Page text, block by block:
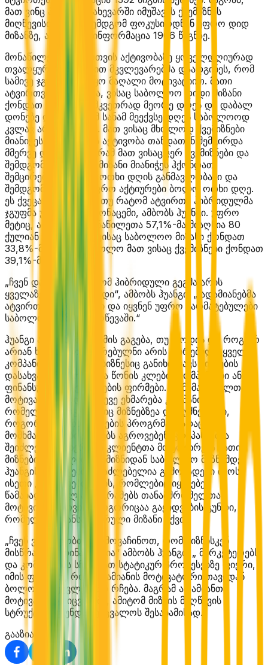
მათ ვინც პირველ ნახევარში იმუშავეს ქვემიზნის
მიღწევისთვის და შემდგომ ფოკუსირდნენ უფრო დიდ
მიზანზე, ატვირთეს ინფორმაცია 1906 წიგნზე.
მონაწილეთა ატვირთვის აქტივობაზე ყოველდღიურად
თვალყურის დევნებით მკვლევარებმა დაადგინეს, რომ
სამივე ჯგუფმა დაიწყო მაღალი მოტივაციით. მათი
ატვირთვის აქტივობა, ვისაც საბოლოო დიდი მიზანი
ქონდათ შემცირდა მკვეთრად მეორე დღეს და დაბალ
დონეზე დარჩა მანამ სანამ მეექვსე დღეს საბოლოოდ
კვლავ არ ამაღლდა. მათ ვისაც მხოლოდ ქვემიზნები
მიანიჭეს, ატვირთვის აქტივობა თანდათან შემცირდა
მმერვე დღემდე. მაგრამ მათ ვისაც ჯერ ქვემიზნები და
შემდგომ საბოლოო მიზანი მიანიჭეს ჰქონდათ
შემცირება პირველი ოთხი დღის განმავლობაში და
შემდგომ გახდნენ უფრო აქტიურები ბოლო ოთხი დღე.
ეს ქვეცა განმარტავს თუ რატომ ატვირთა ჰიბრიდულმა
ჯგუფმა უფრო მეტი მონაცემი, ამბობს ჰუანგი. უფრო
მეტიც, ამ ჯგუფში მონაწილეთა 57,1%-მა მიაღწია 80
ქულიან მიზანს, მათ ვისაც საბოლოო მიზანი ქონდათ
33,8%-მა მიაღწია, ხოლო მათ ვისაც ქვემიზნები ქონდათ
39,1%-მა.
„ჩვენ დავადგინეთ რომ ჰიბრიდული გეგმა არის
ყველაზე მოტივირებადი“, ამბობს ჰუანგი. „ ადამიანებმა
ატვირთეს უფრო მეტი და იყვნენ უფრო წარმატებულები
საბოლოო მიზნის მიღწევაში.“
ჰუანგი ამბობს, რომ იმის გაგება, თუ როდის და როგორ
არიან ხალხი მოტივირებულნი არის ღირებული ყველა
კომპანიისთვის, ვისი ბიზნესიც განიხილავს მიზნების
დასახვას, როგორიცაა წონის კლების კომპანიები ან
ფინანსური დაგეგმარების ფირმები. მომხმარებელთა
მოტივაციის ცოდნა ასევე ეხმარება კომპანიებს,
რომელთა მარკეტინგიც მიზნებზეა დაფუძნებული,
როგორიცაა ერთგულების პროგრმა, სადაც
მომხმარებლები ქულებს აგროვებენ. კომპანიებმა
შეიძლება მოახერხონ კლიენტთა მოტოვირება მათი
მიზნების შეცვლით ქვემიზნიდან საბოლოო მიზნამდე.
ჰუანგის კვლევები შესაძლებელია გამოსადეგი იყოს
ისეთი კომპანიებისთვის, რომლებიც იყენებენ
წამახალისებელ პროგრამებს თანამშრომელთა
მოტივირებისთვის, როგორიცაა გაყიდვების გუნდი,
რომელთაც განსაზღვრული მიზანი აქვთ.
„ჩვენ ვცდილობთ წარმოვაჩინოთ, რომ მიზნისკენ
მისწრაფება დინამიურია“ ამბობს ჰუანგი. „ მარკეტერებს
და კომპანიებს სჩვევიათ სტატიკურ პროცესებზე ფიქრი,
იმის ფიქრით, რომ ადამიანის მოტივატორი თავიდან
ბოლომდე უცვლელად რჩება. მაგრამ ადამიანთა
მოტივატორი იცვლება, ამიტომ მიზნის მიღწევის
სტრუქტურაც უნდა შეიცვალოს შესაბამისად.“
გააზიარე: